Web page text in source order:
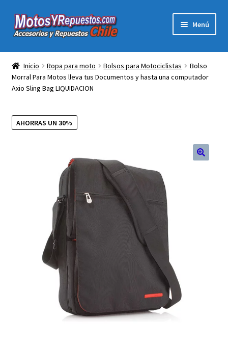
Ir
a
Ir
al
Menú
Acc y Rep Motocross Enduro
menú
Electronica Para Motos
Filtros para Motos
Herramientas Para Taller
Ropa para Motociclistas
Tienda Física Motosyrepuestos
FAQ Preguntas Frecuentes
Inicio Ropa para moto Bolsos para Motociclistas
Bolso
Morral Para Motos lleva tus Documentos y hasta una computador
Axio Sling Bag LIQUIDACION
AHORRAS UN 30%